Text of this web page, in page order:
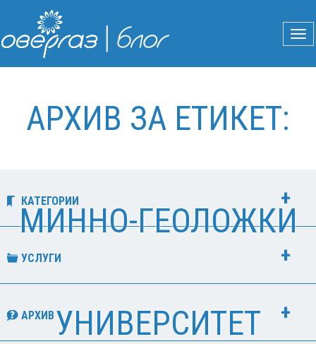
АРХИВ ЗА ЕТИКЕТ:
МИННО-ГЕОЛОЖКИ
УНИВЕРСИТЕТ
КАТЕГОРИИ
УСЛУГИ
АРХИВ